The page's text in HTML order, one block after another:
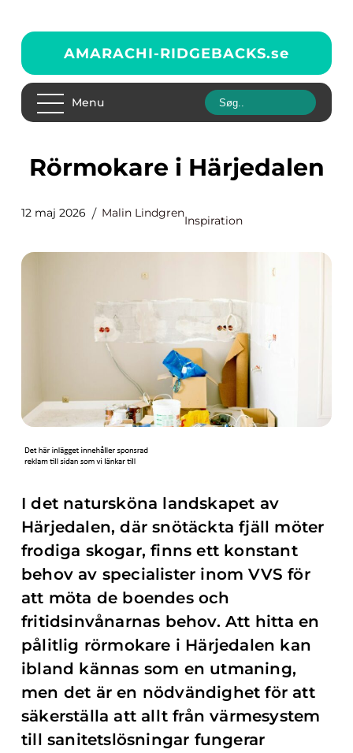
AMARACHI-RIDGEBACKS.se
Menu
Rörmokare i Härjedalen
12 maj 2026 Malin Lindgren
Inspiration
I det natursköna landskapet av
Härjedalen, där snötäckta fjäll möter
frodiga skogar, finns ett konstant
behov av specialister inom VVS för
att möta de boendes och
fritidsinvånarnas behov. Att hitta en
pålitlig rörmokare i Härjedalen kan
ibland kännas som en utmaning,
men det är en nödvändighet för att
säkerställa att allt från värmesystem
till sanitetslösningar fungerar